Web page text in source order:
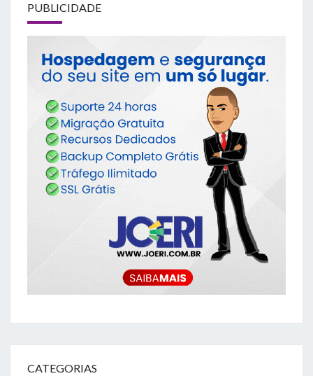
PUBLICIDADE
CATEGORIAS